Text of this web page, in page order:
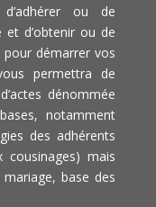
ou de
d’obtenir ou de
démarrer vos
permettra de
dénommée
notamment
des adhérents
mais
base des